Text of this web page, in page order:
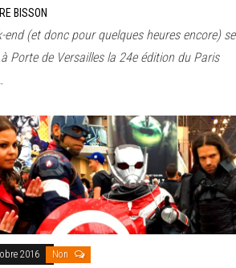
BISSON
end (et donc pour quelques heures encore) se
Porte de Versailles la 24e édition du Paris
2016 Non